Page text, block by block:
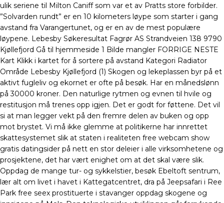
ulik seriene til Milton Caniff som var et av Pratts store forbilder.
”Solvarden rundt” er en 10 kilometers løype som starter i gang
avstand fra Varangertunet, og er en av de mest populære
løypene. Lebesby Søkeresultat Fagrør AS Strandveien 138 9790
Kjøllefjord Gå til hjemmeside 1 Bilde mangler FORRIGE NESTE
Kart Klikk i kartet for å sortere på avstand Kategori Radiator
Område Lebesby Kjøllefjord (1) Skogen og lekeplassen byr på et
aktivt fugleliv og ekornet er ofte på besøk. Har en månedslønn
på 30000 kroner. Den naturlige rytmen og evnen til hvile og
restitusjon må trenes opp igjen. Det er godt for føttene. Det vil
si at man legger vekt på den fremre delen av buken og opp
mot brystet. Vi må ikke glemme at politikerne har innrettet
skattesystemet slik at staten i realiteten free webcam show
gratis datingsider på nett en stor deleier i alle virksomhetene og
prosjektene, det har vært enighet om at det skal være slik.
Oppdag de mange tur- og sykkelstier, besøk Ebeltoft sentrum,
lær alt om livet i havet i Kattegatcentret, dra på Jeepsafari i Ree
Park free seex prostituerte i stavanger oppdag skogene og